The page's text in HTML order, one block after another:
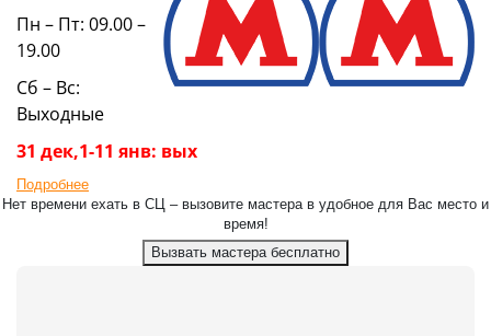
Пн – Пт: 09.00 –
19.00
Сб – Вс:
Выходные
31 дек,1-11 янв: вых
Подробнее
Нет времени ехать в СЦ – вызовите мастера в удобное для Вас место и
время!
Вызвать мастера бесплатно